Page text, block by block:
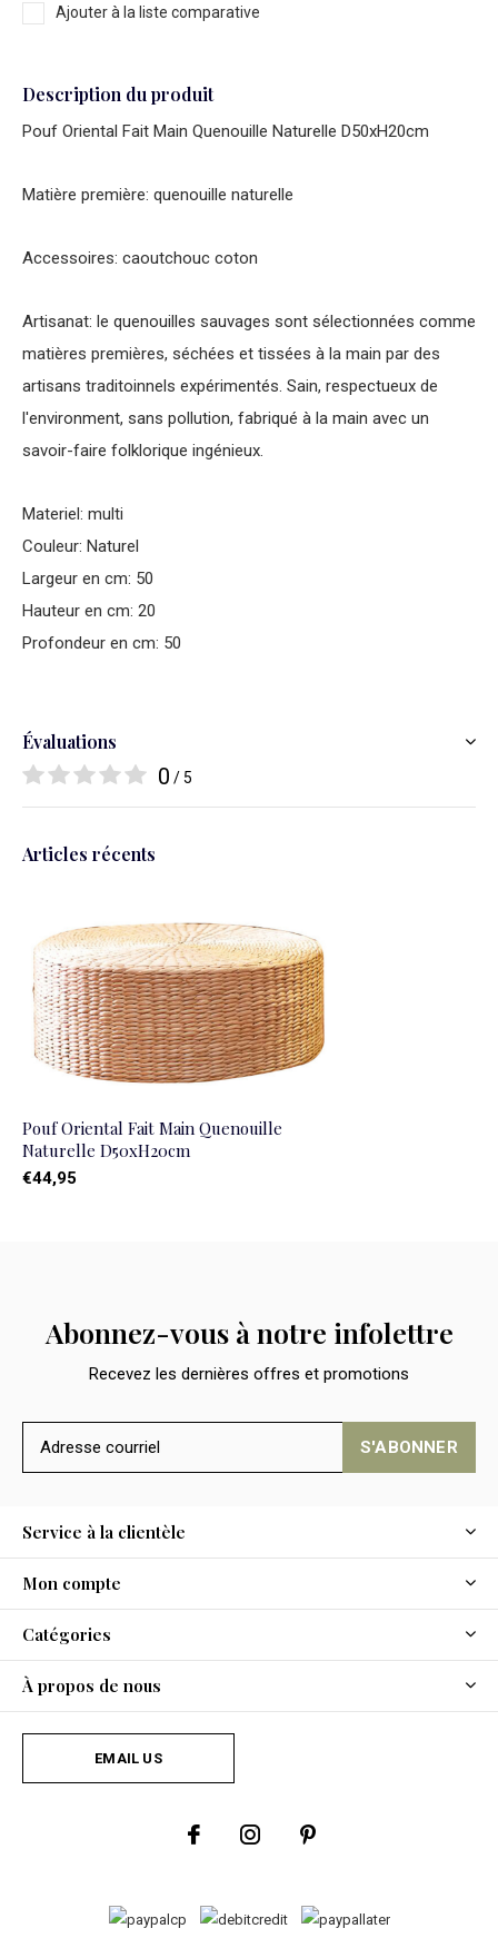
Ajouter à la liste comparative
Description du produit
Pouf Oriental Fait Main Quenouille Naturelle D50xH20cm
Matière première: quenouille naturelle
Accessoires: caoutchouc coton
Artisanat: le quenouilles sauvages sont sélectionnées comme
matières premières, séchées et tissées à la main par des
artisans traditoinnels expérimentés. Sain, respectueux de
l'environment, sans pollution, fabriqué à la main avec un
savoir-faire folklorique ingénieux.
Materiel: multi
Couleur: Naturel
Largeur en cm: 50
Hauteur en cm: 20
Profondeur en cm: 50
Évaluations
0 / 5
Articles récents
Pouf Oriental Fait Main Quenouille
Naturelle D50xH20cm
€44,95
Abonnez-vous à notre infolettre
Recevez les dernières offres et promotions
S'ABONNER
Service à la clientèle
Mon compte
Catégories
À propos de nous
EMAIL US